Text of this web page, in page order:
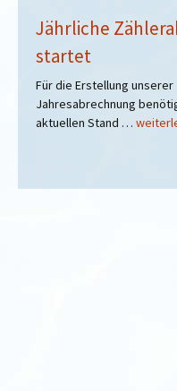
der
Jährliche
startet
Für die Erstellung unserer
Jahresabrechnung
aktuellen Stand …